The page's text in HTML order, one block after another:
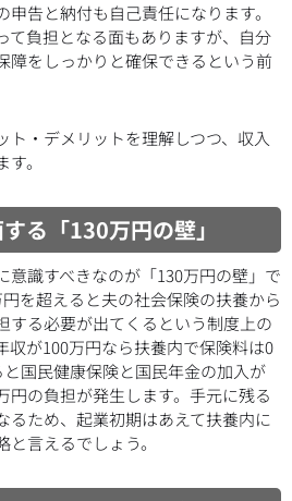
告と納付も自己責任になります。
て負担となる面もありますが、自分
障をしっかりと確保できるという前
ト・デメリットを理解しつつ、収入
。
る「130万円の壁」
意識すべきなのが「130万円の壁」で
を超えると夫の社会保険の扶養から
する必要が出てくるという制度上の
収が100万円なら扶養内で保険料は0
国民健康保険と国民年金の加入が
円の負担が発生します。手元に残る
るため、起業初期はあえて扶養内に
言えるでしょう。